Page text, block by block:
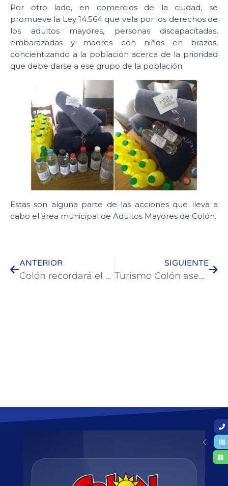
Por otro lado, en comercios de la ciudad, se
promueve la Ley 14.564 que vela por los derechos de
los adultos mayores, personas discapacitadas,
embarazadas y madres con niños en brazos,
concientizando a la población acerca de la prioridad
que debe darse a ese grupo de la población.
Estas son alguna parte de las acciones que lleva a
cabo el área municipal de Adultos Mayores de Colón.
ANTERIOR
Colón recordará el 204º aniversario de la Declaración de la Independencia
SIGUIENTE
Turismo Colón asesora a gastronómicos en la aplicación de protocolos